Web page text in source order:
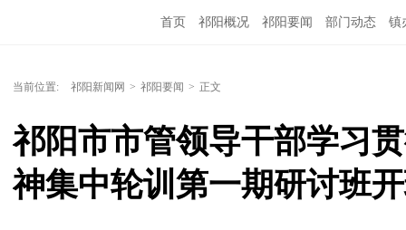
首页 祁阳概况 祁阳要闻 部门动态 镇
当前位置: 祁阳新闻网 > 祁阳要闻 > 正文
祁阳市市管领导干部学习
神集中轮训第一期研讨班